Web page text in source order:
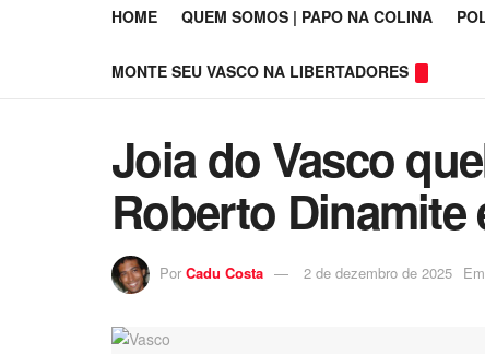
HOME QUEM SOMOS | PAPO NA COLINA
MONTE SEU VASCO NA LIBERTADORES
Joia do Vasco
Roberto Dinamite
Por Cadu Costa 2 de dezembro de 2025 Em